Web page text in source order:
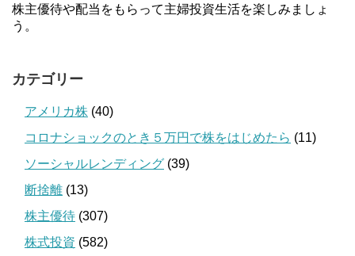
株主優待や配当をもらって主婦投資生活を楽しみましょ
う。
カテゴリー
アメリカ株 (40)
コロナショックのとき５万円で株をはじめたら (11)
ソーシャルレンディング (39)
断捨離 (13)
株主優待 (307)
株式投資 (582)